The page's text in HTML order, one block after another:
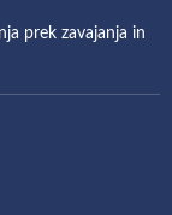
prek zavajanja in